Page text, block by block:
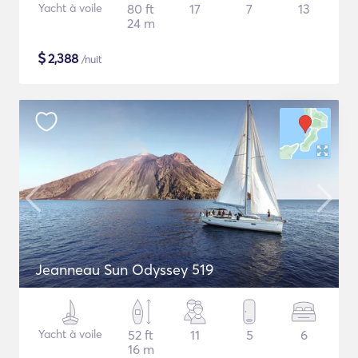
Yacht à voile
80 ft
24 m
17 7 13
$2,388 /nuit
Jeanneau Sun Odyssey 519
Yacht à voile
52 ft
16 m
11 5 6